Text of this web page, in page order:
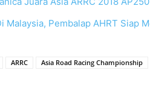
Malaysia, Pembalap AHRT Siap
ARRC Asia Road Racing Championship